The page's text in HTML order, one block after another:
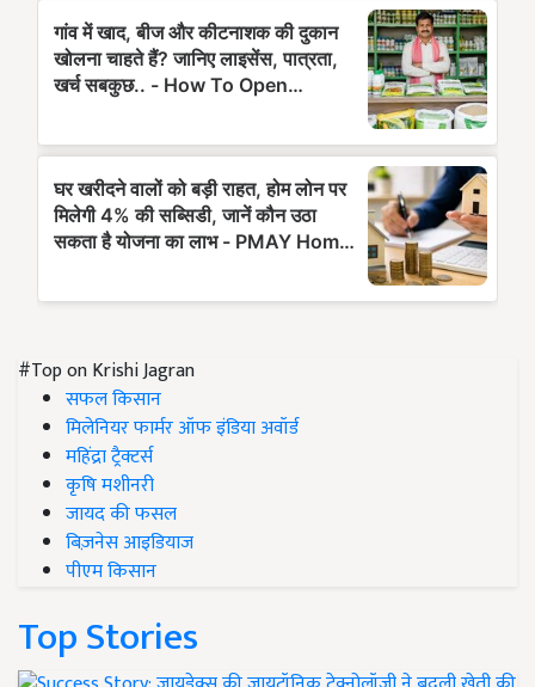
#Top on Krishi Jagran
सफल किसान
मिलेनियर फार्मर ऑफ इंडिया अवॉर्ड
महिंद्रा ट्रैक्टर्स
कृषि मशीनरी
जायद की फसल
बिज़नेस आइडियाज
पीएम किसान
Top Stories